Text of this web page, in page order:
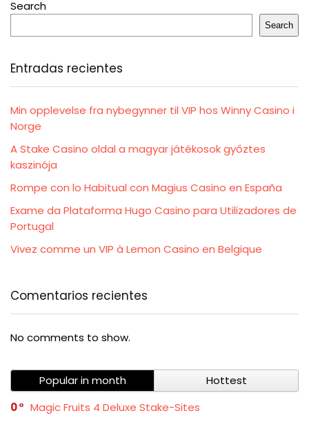
Search
Search
Entradas recientes
Min opplevelse fra nybegynner til VIP hos Winny Casino i
Norge
A Stake Casino oldal a magyar játékosok győztes
kaszinója
Rompe con lo Habitual con Magius Casino en España
Exame da Plataforma Hugo Casino para Utilizadores de
Portugal
Vivez comme un VIP à Lemon Casino en Belgique
Comentarios recientes
No comments to show.
Popular in month
Hottest
0
Magic Fruits 4 Deluxe Stake-Sites